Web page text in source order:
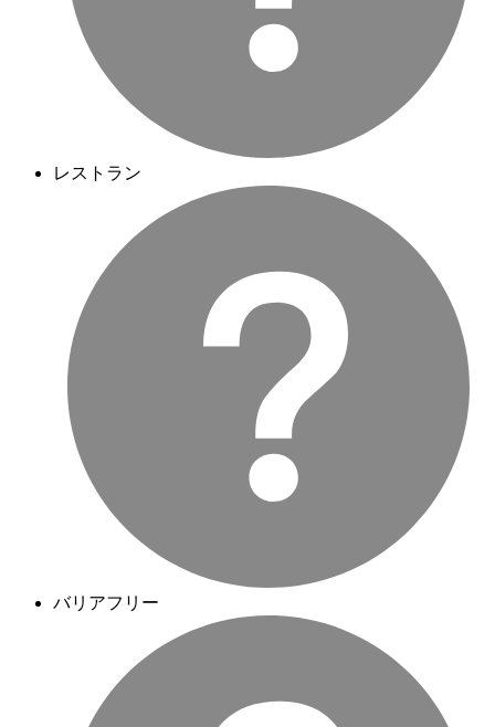
レストラン
バリアフリー